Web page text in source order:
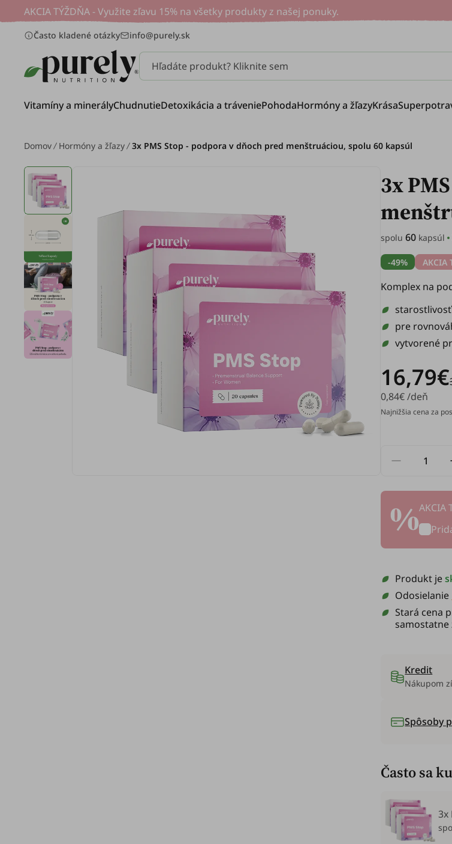
AKCIA TÝŽDŇA - Využite zľavu 15% na všetky produkty z našej ponuky.
Často kladené otázky info@purely.sk
Hľadáte produkt? Kliknite sem
Vitamíny a minerályChudnutieDetoxikácia a tráveniePohodaHormóny a žľazyKrása
Domov Hormóny a žľazy 3x PMS Stop - podpora v dňoch pred menštruáciou, spolu 60 kapsúl
3x
spolu60 kapsúl
-49% AKCIA
Komplex na
pre
vytvorené
16,79€
0,84€ /deň
Najnižšia cena za
AKCIA
Produkt je
Odosielanie
Stará cena
samostatne
Kredit
Nákupom
Spôsoby
Často sa
3x